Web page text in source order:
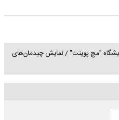
"مچ پوینت" / نمایش چیدمان‌های